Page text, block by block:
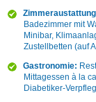
Badezimmer mit
Minibar,
Zustellbetten (auf
Gastronomie:
Mittagessen à la
Diabetiker-